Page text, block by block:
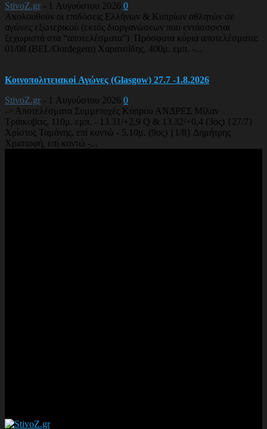
StivoZ.gr - 1 Αυγούστου 2026 0
Ακολουθούν οι επιδόσεις Ελλήνων & Κυπρίων αθλητών σε
αγώνες εξωτερικού (εκτός διοργανώσεων που εντάσσονται
ξεχωριστά στα “αποτελέσματα”) Πρόσφατα κύρια αποτελέσματα:
01/08 (BEL/Oordegem) Χαρατσίδης, 400μ. εμπ. -...
Κοινοπολιτειακοί Αγώνες (Glasgow) 27.7 -1.8.2026
StivoZ.gr - 1 Αυγούστου 2026 0
-> Αποτελέσματα Συμμετοχές Κύπρου ΑΝΔΡΕΣ Μίλαν
Τράικοβιτς, 110μ. εμπ. - 13.31/+2,9 Q & 13.32/+0,4 (3ος) {27/7}
Χρίστος Ταμάνης, επί κοντώ - 5,10μ. (9ος) {1/8} Δημήτρης
Χριστοφή, επί κοντώ -...